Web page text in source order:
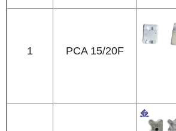
1 PCA 15/20F